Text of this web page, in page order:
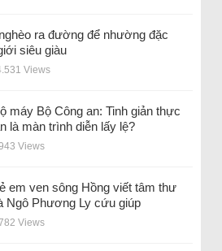
ra đường để nhường đặc
siêu giàu
Views
máy Bộ Công an: Tinh giản thực
là màn trình diễn lấy lệ?
Views
em ven sông Hồng viết tâm thư
Ngô Phương Ly cứu giúp
Views